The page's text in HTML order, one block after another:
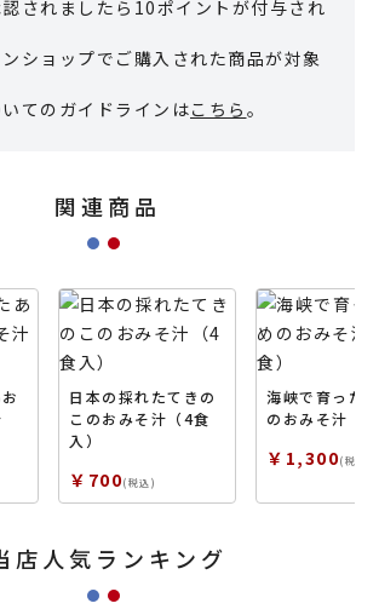
されましたら10ポイントが付与され
ンショップでご購入された商品が対象
てのガイドラインはこちら 。
関連商品
日本の採れたてきの
このおみそ汁（4食
入）
￥700(税込)
海峡で育った
のおみそ汁（
￥1,300(税込)
店人気ランキング